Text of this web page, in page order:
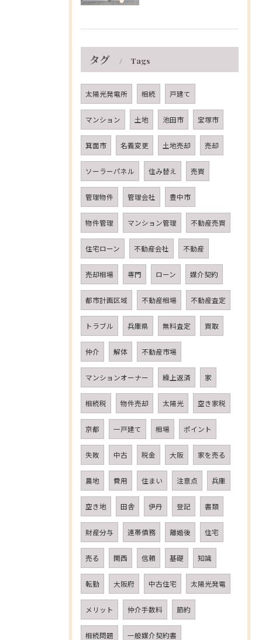
タグ Tags
太陽光発電所 相続 戸建て
マンション 土地 池田市 宝塚市
箕面市 名義変更 土地売却 売却
ソーラーパネル 住み替え 売買
管理物件 管理会社 豊中市
物件管理 マンション管理 不動産売買
住宅ローン 不動産会社 不動産
売却相場 専門 ローン 媒介契約
都市計画区域 不動産相場 不動産査定
トラブル 兵庫県 無料査定 買取
仲介 解体 不動産市場
マンションオーナー 繰上返済 家
相続税 物件売却 太陽光 空き家税
京都 一戸建て 相場 ポイント
失敗 中古 税金 大阪 家を売る
農地 費用 住まい 注意点 兵庫
空き地 田舎 伊丹 登記 書類
財産分与 連帯債務 離婚後 住宅
売る 関西 信頼 基礎 知識
転勤 大阪府 中古住宅 太陽光発電
メリット 仲介手数料 節約
相続問題 一般媒介契約書